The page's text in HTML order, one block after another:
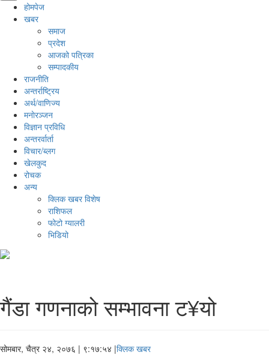
होमपेज
खबर
समाज
प्रदेश
आजको पत्रिका
सम्पादकीय
राजनीति
अन्तर्राष्ट्रिय
अर्थ/वाणिज्य
मनाेरञ्जन
विज्ञान प्रविधि
अन्तरर्वार्ता
विचार/ब्लग
खेलकुद
रोचक
अन्य
क्लिक खबर विशेष
राशिफल
फोटो ग्यालरी
भिडियो
गैंडा गणनाको सम्भावना ट¥यो
सोमबार, चैत्र २४, २०७६ | ९:१७:५४ |क्लिक खबर